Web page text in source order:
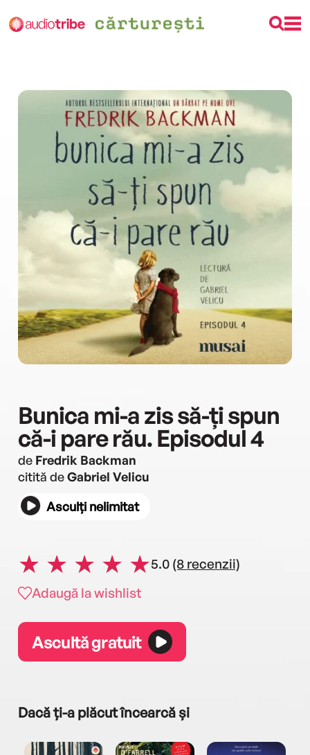
Bunica mi-a zis să-ți spun
că-i pare rău. Episodul 4
de Fredrik Backman
citită deGabriel Velicu
Asculți nelimitat
5.0 (8 recenzii)
Adaugă la wishlist
Ascultă gratuit
Dacă ți-a plăcut încearcă și